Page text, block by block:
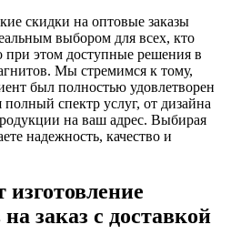
скидки на оптовые заказы
выбором для всех, кто
при этом доступные решения в
Мы стремимся к тому,
был полностью удовлетворен
полный спектр услуг, от дизайна
на ваш адрес. Выбирая
надежность, качество и
заказ с доставкой